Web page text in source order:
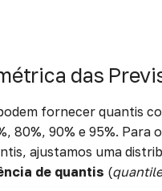
das
fornecer quantis
80%, 90% e 95%.
ajustamos uma
de quantis (